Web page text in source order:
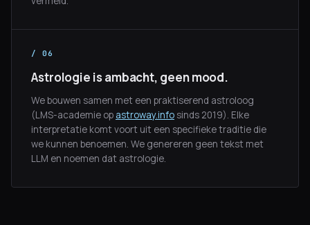
/ 06
Astrologie is ambacht, geen mood.
We bouwen samen met een praktiserend astroloog
(LMS-academie op astroway.info sinds 2019). Elke
interpretatie komt voort uit een specifieke traditie die
we kunnen benoemen. We genereren geen tekst met
LLM en noemen dat astrologie.